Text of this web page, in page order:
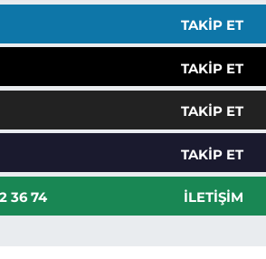
TAKIP ET
TAKIP ET
TAKIP ET
TAKIP ET
36 74 İLETIŞIM